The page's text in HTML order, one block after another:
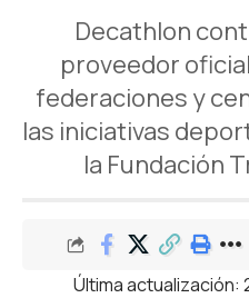
Decathlon
proveedor
federaciones y
las iniciativas
la Fundación
Última actualización: